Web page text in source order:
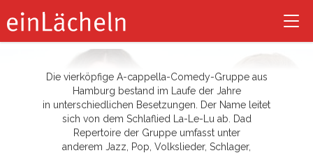
LaLeLu
Die vierköpfige A-cappella-Comedy-Gruppe aus
Hamburg bestand im Laufe der Jahre
in unterschiedlichen Besetzungen. Der Name leitet
sich von dem Schlaflied La-Le-Lu ab. Dad
Repertoire der Gruppe umfasst unter
anderem Jazz, Pop, Volkslieder, Schlager,